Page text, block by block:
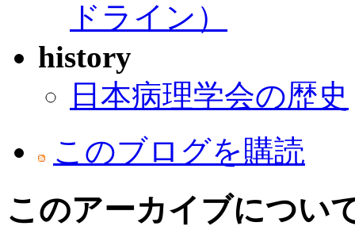
ドライン）
history
日本病理学会の歴史
このブログを購読
このアーカイブについ